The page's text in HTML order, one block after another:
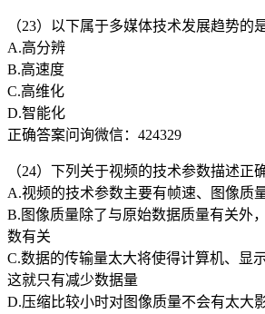
（23）以下属于多媒体技术发展趋势的
A.高分辨
B.高速度
C.高维化
D.智能化
正确答案问询微信：424329
（24）下列关于视频的技术参数描述正
A.视频的技术参数主要有帧速、图像质
B.图像质量除了与原始数据质量有关外
数有关
C.数据的传输量太大将使得计算机、显
这就只有减少数据量
D.压缩比较小时对图像质量不会有太大